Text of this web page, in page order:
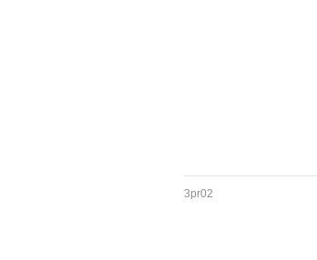
3pr02